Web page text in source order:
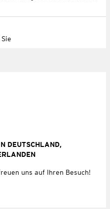
DEUTSCHLAND,
uns auf Ihren Besuch!